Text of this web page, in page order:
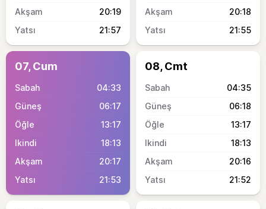
20:19
21:57
20:18
21:55
07, Cum
04:33
06:17
13:17
18:13
20:17
21:53
08, Cmt
04:35
06:18
13:17
18:13
20:16
21:52